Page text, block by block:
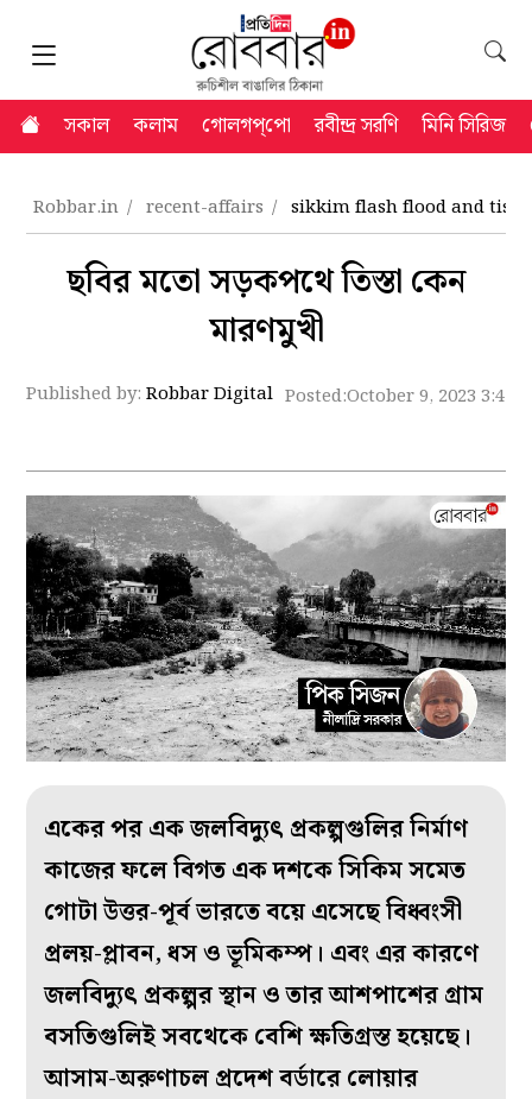
সকাল কলাম গোলগপ্‌পো রবীন্দ্র সরণি মিনি সিরিজ
Robbar.in recent-affairs sikkim flash flood and
ছবির মতো সড়কপথে তিস্তা কেন
মারণমুখী
Published by:Robbar Digital Posted:October 9, 2023 3:47
একের পর এক জলবিদ্যুৎ প্রকল্পগুলির নির্মাণ
কাজের ফলে বিগত এক দশকে সিকিম সমেত
গোটা উত্তর-পূর্ব ভারতে বয়ে এসেছে বিধ্বংসী
প্রলয়-প্লাবন, ধস ও ভূমিকম্প। এবং এর কারণে
জলবিদ্যুৎ প্রকল্পর স্থান ও তার আশপাশের গ্রাম
বসতিগুলিই সবথেকে বেশি ক্ষতিগ্রস্ত হয়েছে।
আসাম-অরুণাচল প্রদেশ বর্ডারে লোয়ার